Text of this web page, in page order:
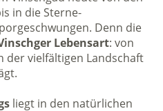
in die Sterne-
Denn die
Lebensart: von
der vielfältigen Landschaft
liegt in den natürlichen